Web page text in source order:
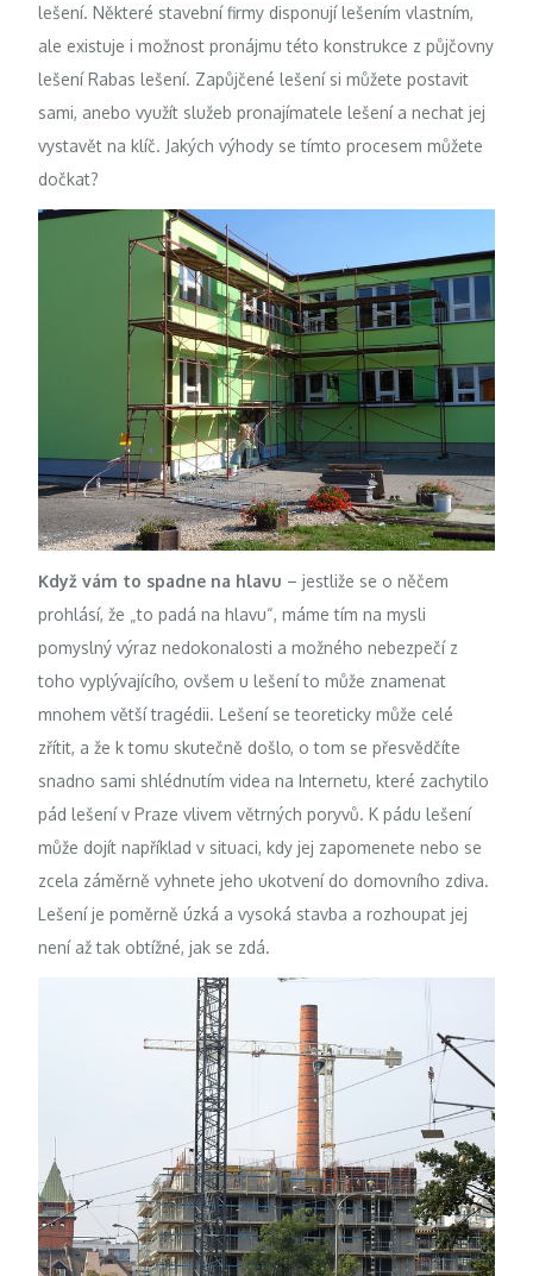
lešení. Některé stavební firmy disponují lešením vlastním,
ale existuje i možnost pronájmu této konstrukce způjčovny
lešení Rabas lešení. Zapůjčené lešení si můžete postavit
sami, anebo využít služeb pronajímatele lešení a nechat jej
vystavět na klíč. Jakých výhody se tímto procesem můžete
dočkat?
Když vám to spadne na hlavu – jestliže se o něčem
prohlásí, že „to padá na hlavu“, máme tím na mysli
pomyslný výraz nedokonalosti a možného nebezpečí z
toho vyplývajícího, ovšem u lešení to může znamenat
mnohem větší tragédii. Lešení se teoreticky může celé
zřítit, a že k tomu skutečně došlo, o tom se přesvědčíte
snadno sami shlédnutím videa na Internetu, které zachytilo
pád lešení v Praze vlivem větrných poryvů. K pádu lešení
může dojít například v situaci, kdy jej zapomenete nebo se
zcela záměrně vyhnete jeho ukotvení do domovního zdiva.
Lešení je poměrně úzká a vysoká stavba a rozhoupat jej
není až tak obtížné, jak se zdá.